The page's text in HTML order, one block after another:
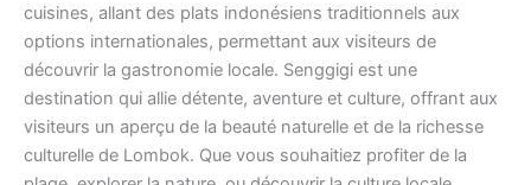
cuisines, allant des plats indonésiens traditionnels aux
options internationales, permettant aux visiteurs de
découvrir la gastronomie locale. Senggigi est une
destination qui allie détente, aventure et culture, offrant aux
visiteurs un aperçu de la beauté naturelle et de la richesse
culturelle de Lombok. Que vous souhaitiez profiter de la